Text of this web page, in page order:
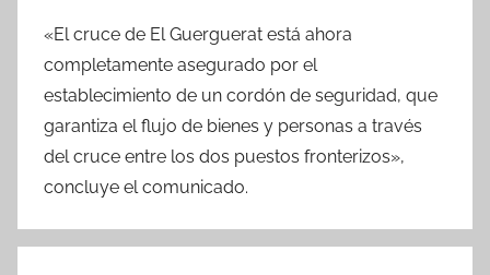
«El cruce de El Guerguerat está ahora
completamente asegurado por el
establecimiento de un cordón de seguridad, que
garantiza el flujo de bienes y personas a través
del cruce entre los dos puestos fronterizos»,
concluye el comunicado.